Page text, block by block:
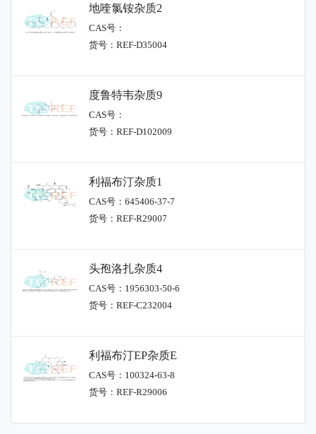
地喹氯铵杂质2
CAS号：
货号：REF-D35004
度鲁特韦杂质9
CAS号：
货号：REF-D102009
利福布汀杂质1
CAS号：645406-37-7
货号：REF-R29007
头孢洛扎杂质4
CAS号：1956303-50-6
货号：REF-C232004
利福布汀EP杂质E
CAS号：100324-63-8
货号：REF-R29006